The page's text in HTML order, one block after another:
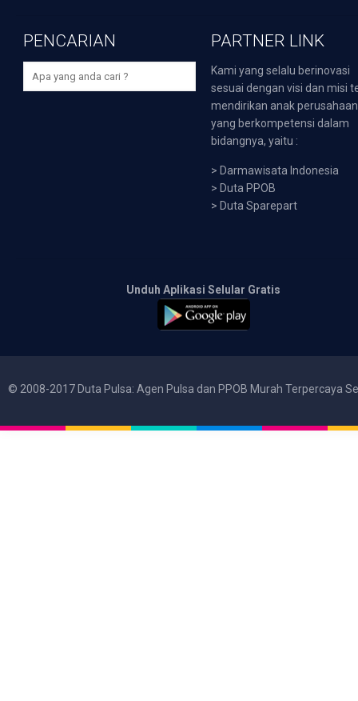
PENCARIAN PARTNER LINK
Kami yang selalu berinovasi
sesuai dengan visi dan misi
mendirikan anak perusahaan
yang berkompetensi dalam
bidangnya, yaitu :
> Darmawisata Indonesia
> Duta PPOB
> Duta Sparepart
Unduh Aplikasi Selular Gratis
© 2008-2017 Duta Pulsa: Agen Pulsa dan PPOB Murah Terpercaya